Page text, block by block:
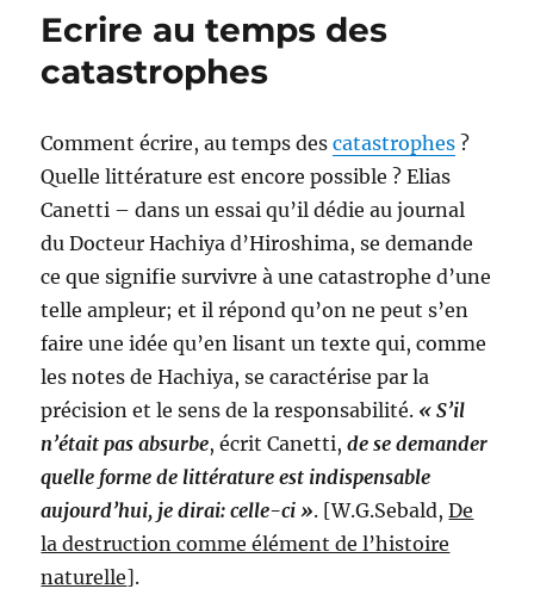
Ecrire au temps des
catastrophes
Comment écrire, au temps descatastrophes ?
Quelle littérature est encore possible ? Elias
Canetti – dans un essai qu’il dédie au journal
du Docteur Hachiya d’Hiroshima, se demande
ce que signifie survivre à une catastrophe d’une
telle ampleur; et il répond qu’on ne peut s’en
faire une idée qu’en lisant un texte qui, comme
les notes de Hachiya, se caractérise par la
précision et le sens de la responsabilité. « S’il
n’était pas absurbe, écrit Canetti,de se demander
quelle forme de littérature est indispensable
aujourd’hui, je dirai: celle-ci ». [W.G.Sebald,De
la destruction comme élément de l’histoire
naturelle].